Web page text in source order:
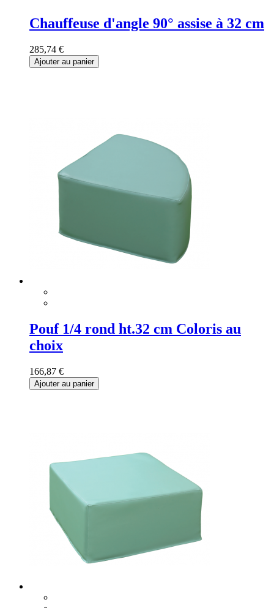
Chauffeuse d'angle 90° assise à 32 cm
285,74 €
Ajouter au panier
Pouf 1/4 rond ht.32 cm Coloris au
choix
166,87 €
Ajouter au panier